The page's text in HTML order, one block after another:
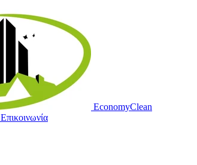
EconomyClean
Επικοινωνία